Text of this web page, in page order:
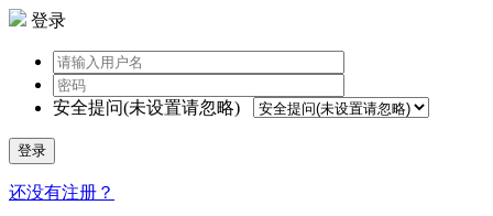
登录
安全提问(未设置请忽略)
登录
还没有注册？